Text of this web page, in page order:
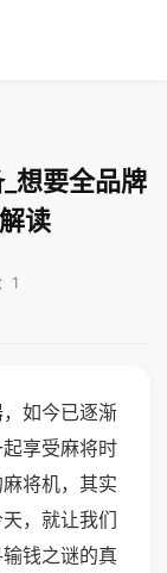
想要全品牌
读
1
如今已逐渐
享受麻将时
将机，其实
，就让我们
钱之谜的真